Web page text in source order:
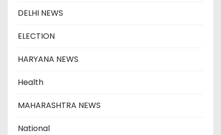
DELHI NEWS
ELECTION
HARYANA NEWS
Health
MAHARASHTRA NEWS
National